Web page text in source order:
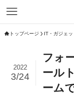
トップページ IT・ガジェッ
フォ
ール
ーム
2022
3/24